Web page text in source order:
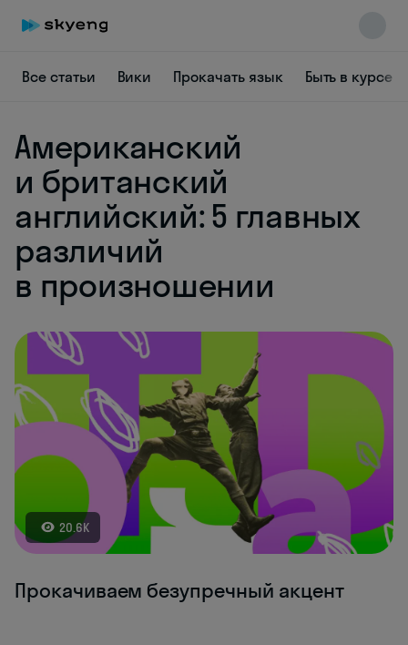
Все статьи Вики Прокачать язык Быть в курсе
Американский
и британский
английский: 5 главных
различий
в произношении
20.6K
Прокачиваем безупречный акцент
Skyeng Chat
online